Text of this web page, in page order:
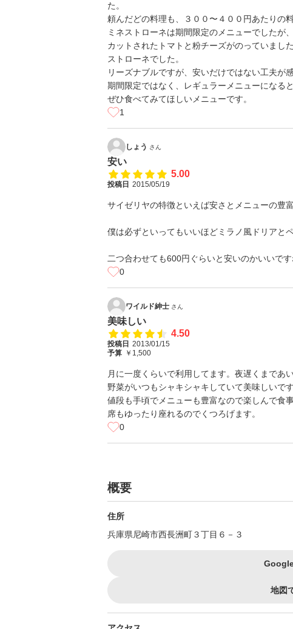
た。
頼んだどの料理も、３００〜４００円あたりの
ミネストローネは期間限定のメニューでしたが
カットされたトマトと粉チーズがのっていまし
ストローネでした。
リーズナブルですが、安いだけではない工夫が
期間限定ではなく、レギュラーメニューになる
ぜひ食べてみてほしいメニューです。
1
しょう さん
安い
5.00
投稿日 2015/05/19
サイゼリヤの特徴といえば安さとメニューの豊
僕は必ずといってもいいほどミラノ風ドリアと
二つ合わせても600円ぐらいと安いのかいいで
0
ワイルド紳士 さん
美味しい
4.50
投稿日 2013/01/15
予算 ￥1,500
月に一度くらいで利用してます。夜遅くまであ
野菜がいつもシャキシャキしていて美味しいです
値段も手頃でメニューも豊富なので楽しんで食事
席もゆったり座れるのでくつろげます。
0
概要
住所
兵庫県尼崎市西長洲町３丁目６－３
地図